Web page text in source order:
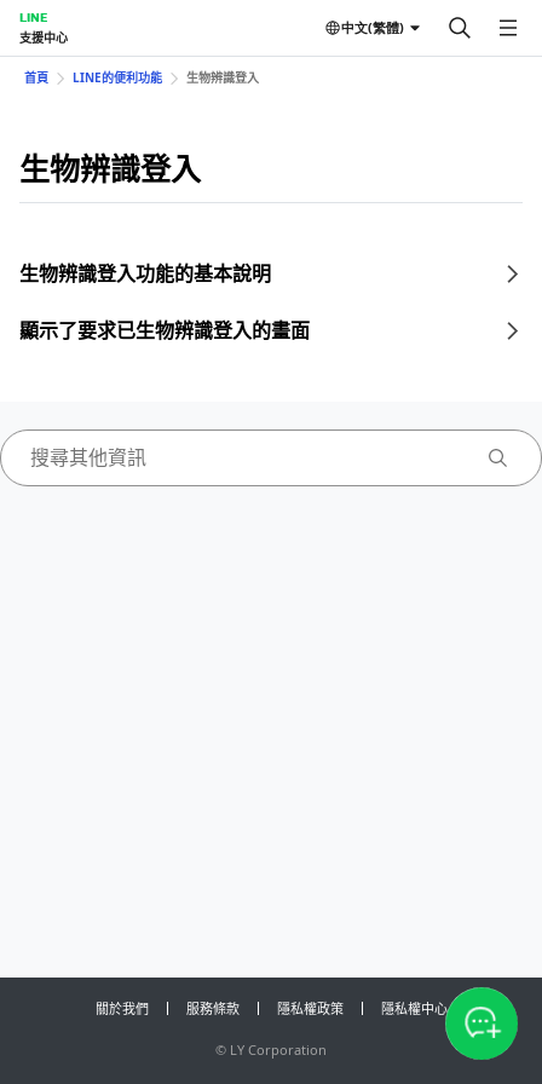
LINE
支援中心
中文(繁體)
首頁 LINE的便利功能 生物辨識登入
生物辨識登入
生物辨識登入功能的基本說明
顯示了要求已生物辨識登入的畫面
關於我們 服務條款 隱私權政策 隱私權中心
© LY Corporation